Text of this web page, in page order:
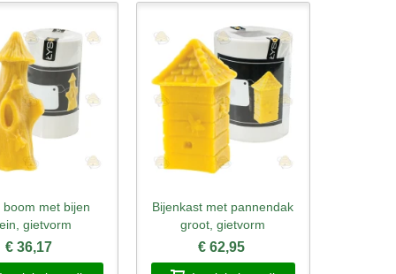
bekijken
boom met bijen
gietvorm
€ 36,17
Snel bekijken
Bijenkast met pannendak
groot, gietvorm
€ 62,95